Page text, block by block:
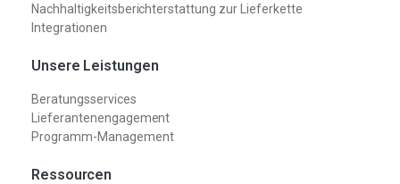
Nachhaltigkeitsberichterstattung zur Lieferkette
Integrationen
Unsere Leistungen
Beratungsservices
Lieferantenengagement
Programm-Management
Ressourcen